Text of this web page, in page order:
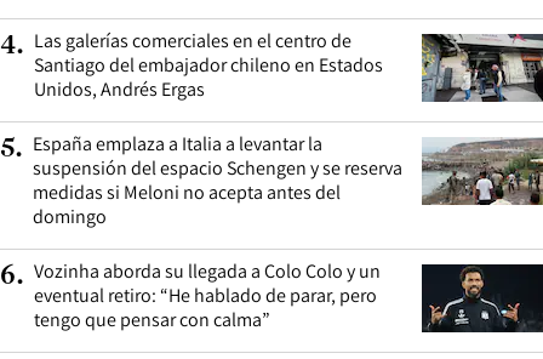
4. Las galerías comerciales en el centro de
Santiago del embajador chileno en Estados
Unidos, Andrés Ergas
5. España emplaza a Italia a levantar la
suspensión del espacio Schengen y se reserva
medidas si Meloni no acepta antes del
domingo
6. Vozinha aborda su llegada a Colo Colo y un
eventual retiro: “He hablado de parar, pero
tengo que pensar con calma”